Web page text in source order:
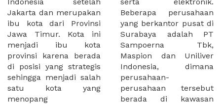
Jakarta dan merupakan
ibu kota dari Provinsi
Jawa Timur. Kota ini
menjadi ibu kota
provinsi karena berada
di posisi yang strategis
sehingga menjadi salah
satu kota yang
menopang
Beberapa perusahaan
yang berkantor pusat di
Surabaya adalah PT
Sampoerna Tbk,
Maspion dan Uniliver
Indonesia, dimana
perusahaan-
perusahaan tersebut
berada di kawasan